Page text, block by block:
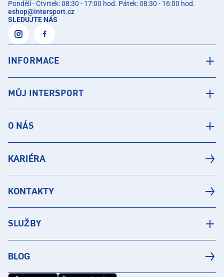
Pondělí - Čtvrtek: 08:30 - 17:00 hod. Pátek: 08:30 - 16:00 hod.
eshop@intersport.cz
SLEDUJTE NÁS
INFORMACE
MŮJ INTERSPORT
O NÁS
KARIÉRA
KONTAKTY
SLUŽBY
BLOG